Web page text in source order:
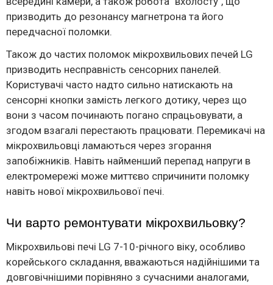
призводить до резонансу магнетрона та його
передчасної поломки.
Також до частих поломок мікрохвильових печей LG
призводить несправність сенсорних панелей.
Користувачі часто надто сильно натискають на
сенсорні кнопки замість легкого дотику, через що
вони з часом починають погано спрацьовувати, а
згодом взагалі перестають працювати. Перемикачі на
мікрохвильовці ламаються через згорання
запобіжників. Навіть найменший перепад напруги в
електромережі може миттєво спричинити поломку
навіть нової мікрохвильової печі.
Чи варто ремонтувати мікрохвильовку?
Мікрохвильові печі LG 7-10-річного віку, особливо
корейського складання, вважаються надійнішими та
довговічнішими порівняно з сучасними аналогами,